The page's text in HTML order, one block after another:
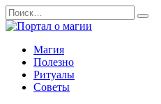
Перейти
к
содержанию
Search
for:
Магия
Полезно
Ритуалы
Советы